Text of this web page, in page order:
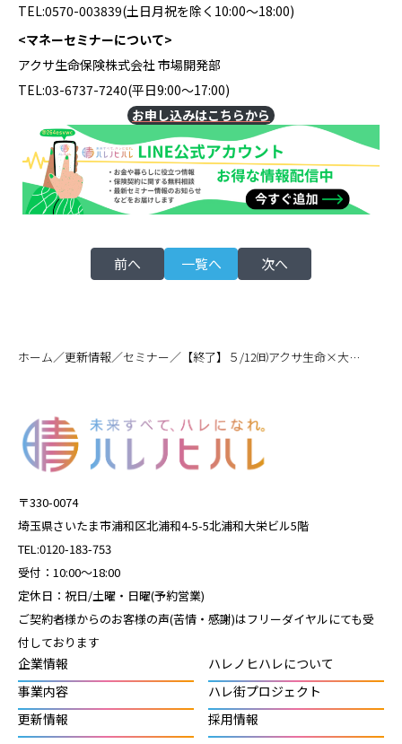
TEL:0570-003839(土日月祝を除く10:00～18:00)
<マネーセミナーについて>
アクサ生命保険株式会社 市場開発部
TEL:03-6737-7240(平日9:00～17:00)
お申し込みはこちらから
前へ 一覧へ 次へ
ホーム／更新情報／セミナー／ 【終了】５/12㈰アクサ生命×大宮アルディージャ｢無料で学ぶ! 教育資金とお金の基本セミナー×キッズサッカー教室｣
〒330-0074
埼玉県さいたま市浦和区北浦和4-5-5北浦和大栄ビル5階
TEL:0120-183-753
受付：10:00～18:00
定休日：祝日/土曜・日曜(予約営業)
ご契約者様からのお客様の声(苦情・感謝)はフリーダイヤルにても受
付しております
企業情報
ハレノヒハレについて
事業内容
ハレ街プロジェクト
更新情報
採用情報